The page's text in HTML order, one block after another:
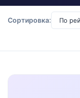
Сортировка: